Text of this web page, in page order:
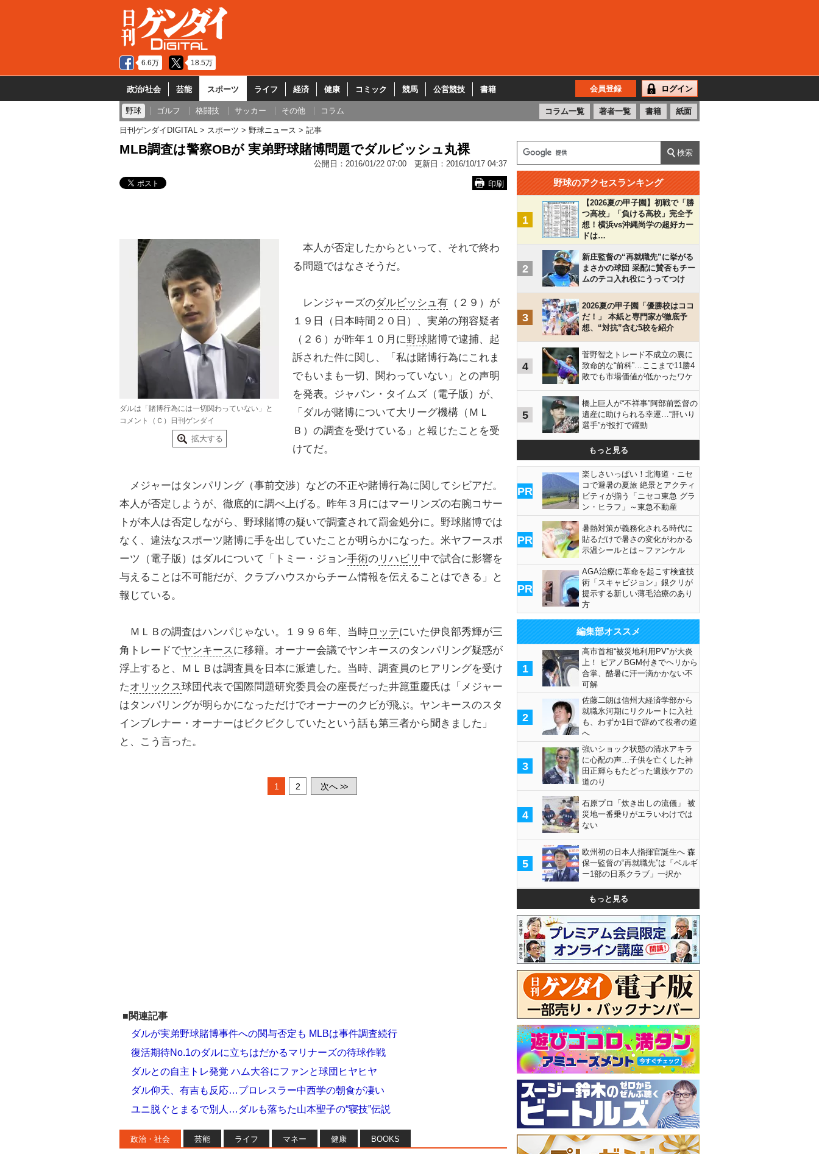
6.6万 18.5万
政治/社会 芸能 スポーツ ライフ 経済 健康 コミック 競馬 公営競技 書籍 会員登録 ログイン
野球 ゴルフ 格闘技 サッカー その他 コラム コラム一覧 著者一覧 書籍 紙面
日刊ゲンダイDIGITAL スポーツ 野球ニュース 記事
MLB調査は警察OBが 実弟野球賭博問題でダルビッシュ丸裸
公開日： 2016/01/22 07:00 更新日： 2016/10/17 04:37
印刷
ダルは「賭博行為には一切関わっていない」と
コメント（Ｃ）日刊ゲンダイ
拡大する
本人が否定したからといって、それで終わ
る問題ではなさそうだ。
レンジャーズのダルビッシュ有 （２９）が
１９日（日本時間２０日）、実弟の翔容疑者
（２６）が昨年１０月に野球賭博で逮捕、起
訴された件に関し、「私は賭博行為にこれま
でもいまも一切、関わっていない」との声明
を発表。ジャパン・タイムズ（電子版）が、
「ダルが賭博について大リーグ機構（ＭＬ
Ｂ）の調査を受けている」と報じたことを受
けてだ。
メジャーはタンパリング（事前交渉）などの不正や賭博行為に関してシビアだ。
本人が否定しようが、徹底的に調べ上げる。昨年３月にはマーリンズの右腕コサー
トが本人は否定しながら、野球賭博の疑いで調査されて罰金処分に。野球賭博では
なく、違法なスポーツ賭博に手を出していたことが明らかになった。米ヤフースポ
ーツ（電子版）はダルについて「トミー・ジョン手術の リハビリ 中で試合に影響を
与えることは不可能だが、クラブハウスからチーム情報を伝えることはできる」と
報じている。
ＭＬＢの調査はハンパじゃない。１９９６年、当時ロッテにいた伊良部秀輝が三
角トレードでヤンキースに移籍。オーナー会議でヤンキースのタンパリング疑惑が
浮上すると、ＭＬＢは調査員を日本に派遣した。当時、調査員のヒアリングを受け
たオリックス球団代表で国際問題研究委員会の座長だった井箟重慶氏は「メジャー
はタンパリングが明らかになっただけでオーナーのクビが飛ぶ。ヤンキースのスタ
インブレナー・オーナーはビクビクしていたという話も第三者から聞きました」
と、こう言った。
1 2 次へ >>
■関連記事
ダルが実弟野球賭博事件への関与否定も MLBは事件調査続行
復活期待No.1のダルに立ちはだかるマリナーズの待球作戦
ダルとの自主トレ発覚 ハム大谷にファンと球団ヒヤヒヤ
ダル仰天、有吉も反応…プロレスラー中西学の朝食が凄い
ユニ脱ぐとまるで別人…ダルも落ちた山本聖子の“寝技”伝説
政治・社会 芸能 ライフ マネー 健康 BOOKS
野球のアクセスランキング
1
【2026夏の甲子園】初戦で「勝
つ高校」「負ける高校」完全予
想！横浜vs沖縄尚学の超好カー
ドは…
2
新庄監督の“再就職先”に挙がる
まさかの球団 采配に賛否もチー
ムのテコ入れ役にうってつけ
3
2026夏の甲子園「優勝校はココ
だ！」 本紙と専門家が徹底予
想、“対抗”含む5校を紹介
4
菅野智之トレード不成立の裏に
致命的な“前科”…ここまで11勝4
敗でも市場価値が低かったワケ
5
橋上巨人が“不祥事”阿部前監督の
遺産に助けられる幸運…“肝いり
選手”が投打で躍動
もっと見る
PR
楽しさいっぱい！北海道・ニセ
コで避暑の夏旅 絶景とアクティ
ビティが揃う「ニセコ東急 グラ
ン・ヒラフ」～東急不動産
PR
暑熱対策が義務化される時代に
貼るだけで暑さの変化がわかる
示温シールとは～ファンケル
PR
AGA治療に革命を起こす検査技
術「スキャビジョン」銀クリが
提示する新しい薄毛治療のあり
方
編集部オススメ
1
高市首相“被災地利用PV”が大炎
上！ ピアノBGM付きでヘリから
合掌、酷暑に汗一滴かかない不
可解
2
佐藤二朗は信州大経済学部から
就職氷河期にリクルートに入社
も、わずか1日で辞めて役者の道
へ
3
強いショック状態の清水アキラ
に心配の声…子供を亡くした神
田正輝らもたどった遺族ケアの
道のり
4
石原プロ「炊き出しの流儀」 被
災地一番乗りがエラいわけでは
ない
5
欧州初の日本人指揮官誕生へ 森
保一監督の“再就職先”は「ベルギ
ー1部の日系クラブ」一択か
もっと見る